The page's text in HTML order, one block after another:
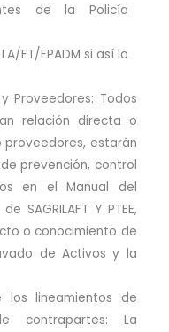
de la Policía
FT/FPADM si así lo
Proveedores: Todos
relación directa o
proveedores, estarán
prevención, control
en el Manual del
SAGRILAFT Y PTEE,
o conocimiento de
de Activos y la
los lineamientos de
contrapartes: La